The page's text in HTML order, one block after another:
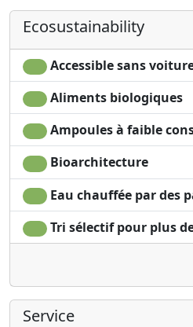
Ecosustainability
Accessible sans
Aliments biologiques
Ampoules à faible
Bioarchitecture
Eau chauffée par des
Tri sélectif pour plus
Service